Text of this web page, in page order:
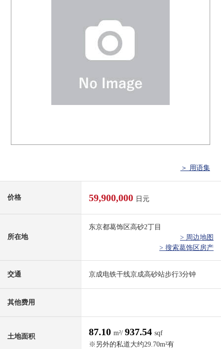
＞ 用语集
价格 59,900,000 日元
所在地
东京都葛饰区高砂2丁目
> 周边地图
> 搜索葛饰区房产
交通 京成电铁干线京成高砂站步行3分钟
其他费用
土地面积 87.10 m²/ 937.54 sqf
※另外的私道大约29.70m²有